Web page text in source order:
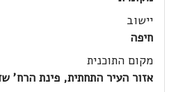
יישוב
חיפה
מקום התוכנית
אזור העיר התחתית, פינת הרח'